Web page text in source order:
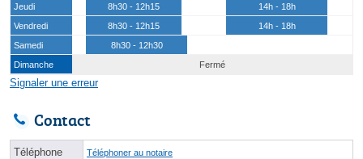
Jeudi
8h30 - 12h15
14h - 18h
Vendredi
8h30 - 12h15
14h - 18h
Samedi
8h30 - 12h30
Dimanche
Fermé
Signaler une erreur
Contact
Téléphone Téléphoner au notaire